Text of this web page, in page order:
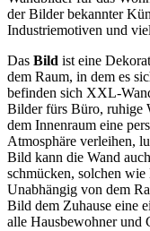
der Bilder bekannter
Industriemotiven und
Das Bild ist eine
dem Raum, in dem es
befinden sich XXL-
Bilder fürs Büro, ruhige
dem Innenraum eine
Atmosphäre verleihen,
Bild kann die Wand
schmücken, solchen
Unabhängig von dem
Bild dem Zuhause eine
alle Hausbewohner und